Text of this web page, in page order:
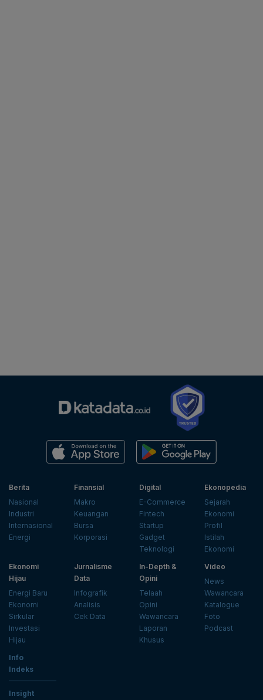
Berita
Nasional
Industri
Internasional
Energi
Finansial
Makro
Keuangan
Bursa
Korporasi
Digital
E-Commerce
Fintech
Startup
Gadget
Teknologi
Ekonopedia
Sejarah
Ekonomi
Profil
Istilah
Ekonomi
Ekonomi
Hijau
Energi Baru
Ekonomi
Sirkular
Investasi
Hijau
Jurnalisme
Data
Infografik
Analisis
Cek Data
In-Depth &
Opini
Telaah
Opini
Wawancara
Laporan
Khusus
Video
News
Wawancara
Katalogue
Foto
Podcast
Info
Indeks
Insight